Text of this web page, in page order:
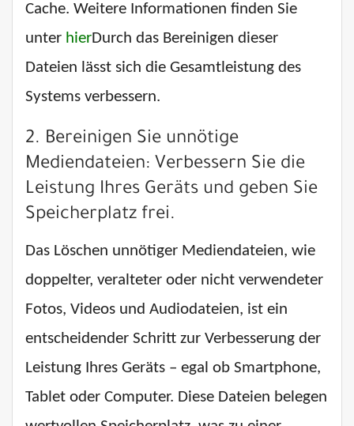
Cache. Weitere Informationen finden Sie
unter hierDurch das Bereinigen dieser
Dateien lässt sich die Gesamtleistung des
Systems verbessern.
2. Bereinigen Sie unnötige
Mediendateien: Verbessern Sie die
Leistung Ihres Geräts und geben Sie
Speicherplatz frei.
Das Löschen unnötiger Mediendateien, wie
doppelter, veralteter oder nicht verwendeter
Fotos, Videos und Audiodateien, ist ein
entscheidender Schritt zur Verbesserung der
Leistung Ihres Geräts – egal ob Smartphone,
Tablet oder Computer. Diese Dateien belegen